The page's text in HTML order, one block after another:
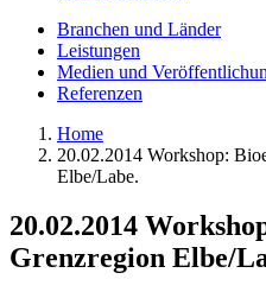
Branchen und Länder
Leistungen
Medien und
Referenzen
Home
20.02.2014 Workshop:
Elbe/Labe.
20.02.2014
Grenzregion Elbe/